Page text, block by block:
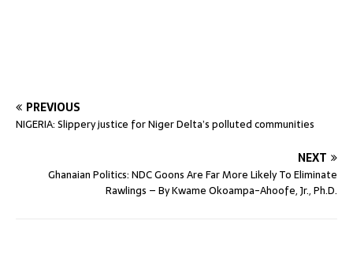
PREVIOUS
NIGERIA: Slippery justice for Niger Delta’s polluted communities
NEXT
Ghanaian Politics: NDC Goons Are Far More Likely To Eliminate
Rawlings – By Kwame Okoampa-Ahoofe, Jr., Ph.D.